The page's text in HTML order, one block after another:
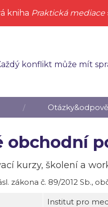
kniha Praktická mediace
konflikt může mít
obchodní
kurzy, školení a
zákona č. 89/2012 Sb.,
Institut pro